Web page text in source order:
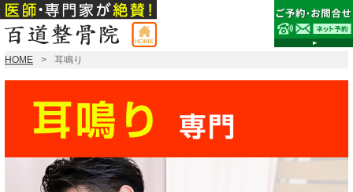
HOME 耳鳴り